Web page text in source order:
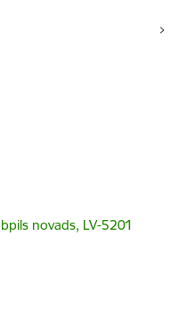
novads, LV-5201